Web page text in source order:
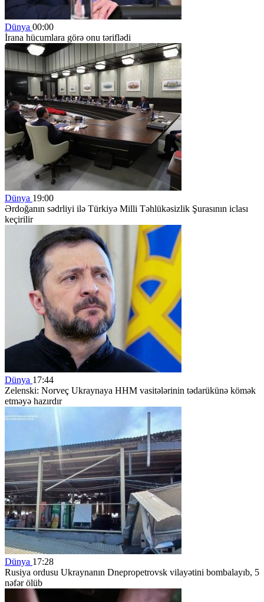
Dünya 00:00
İrana hücumlara görə onu təriflədi
Dünya 19:00
Ərdoğanın sədrliyi ilə Türkiyə Milli Təhlükəsizlik Şurasının iclası
keçirilir
Dünya 17:44
Zelenski: Norveç Ukraynaya HHM vasitələrinin tədarükünə kömək
etməyə hazırdır
Dünya 17:28
Rusiya ordusu Ukraynanın Dnepropetrovsk vilayətini bombalayıb, 5
nəfər ölüb